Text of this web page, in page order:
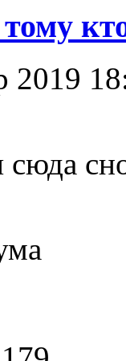
2019